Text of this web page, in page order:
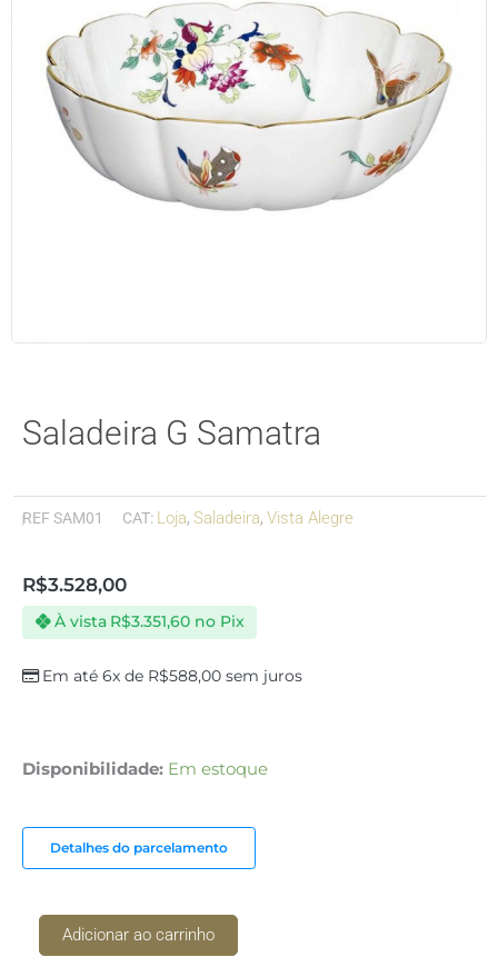
Saladeira G Samatra
REFSAM01 CAT: Loja, Saladeira, Vista Alegre
R$3.528,00
Em até 6x de R$588,00 sem juros
À vista R$3.351,60 no Pix
Disponibilidade: Em estoque
Detalhes do parcelamento
Saladeira
quantidade
Adicionar ao carrinho